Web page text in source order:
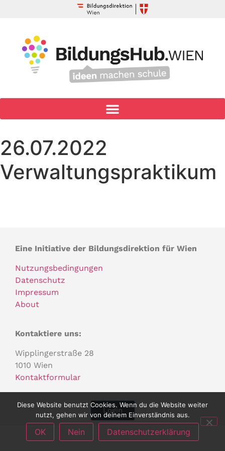
26.07.2022
Verwaltungspraktikum
Eine Initiative der Bildungsdirektion für Wien
Nutzungsbedingungen
Datenschutz
Impressum
About
Kontaktiere uns:
Wipplingerstraße 28
1010 Wien
Kontaktformular
Login
Diese Website benutzt Cookies. Wenn du die Website weiter
nutzt, gehen wir von deinem Einverständnis aus.
OK Nein Datenschutzerklärung